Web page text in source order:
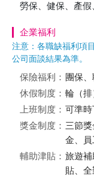
勞保、健保、產假
企業福利
注意：各職缺福利項
公司面談結果為準。
保險福利： 團保
休假制度： 輪（
上班制度： 可準時
獎金制度： 三節
金、
輔助津貼： 旅遊
貼、